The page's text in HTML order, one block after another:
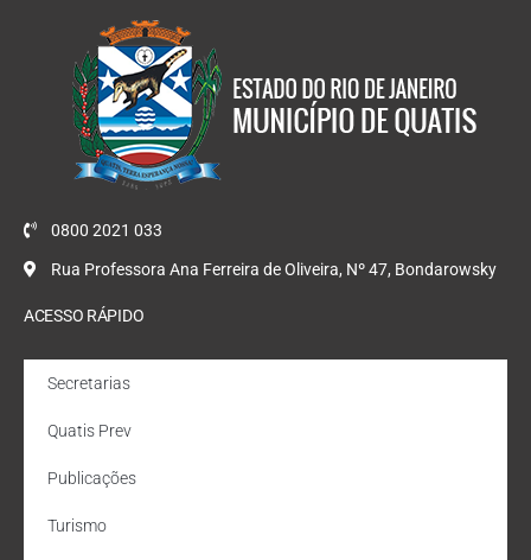
0800 2021 033
Rua Professora Ana Ferreira de Oliveira, Nº 47, Bondarowsky
ACESSO RÁPIDO
Secretarias
Quatis Prev
Publicações
Turismo